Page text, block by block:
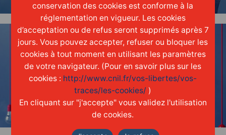
INNOVER
grâce auxidéesde chacun
conservation des cookies est conforme à la
réglementation en vigueur. Les cookies
d’acceptation ou de refus seront supprimés après 7
jours. Vous pouvez accepter, refuser ou bloquer les
cookies à tout moment en utilisant les paramètres
de votre navigateur. (Pour en savoir plus sur les
cookies : http://www.cnil.fr/vos-libertes/vos-
traces/les-cookies/ )
En cliquant sur "j'accepte" vous validez l'utilisation
de cookies.